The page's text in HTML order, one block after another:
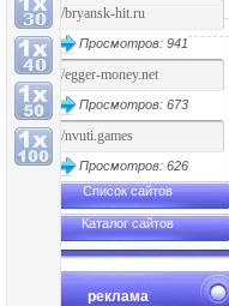
Просмотров: 941
Просмотров: 673
Просмотров: 626
Список сайтов
Каталог сайтов
реклама